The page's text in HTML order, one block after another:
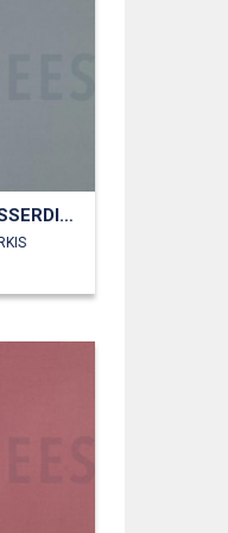
OUTDOOR WASSERDICHT